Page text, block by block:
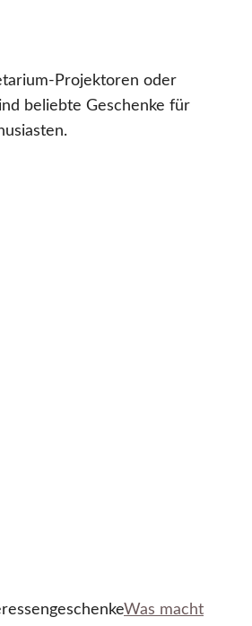
Projektoren oder
beliebte Geschenke für
Was macht